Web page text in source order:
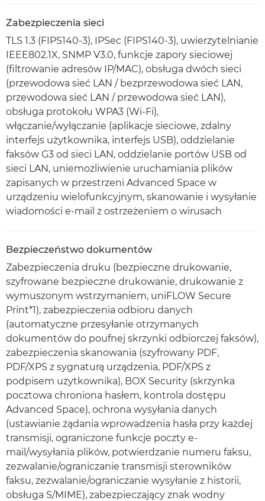
Zabezpieczenia sieci
TLS 1.3 (FIPS140-3), IPSec (FIPS140-3), uwierzytelnianie
IEEE802.1X, SNMP V3.0, funkcje zapory sieciowej
(filtrowanie adresów IP/MAC), obsługa dwóch sieci
(przewodowa sieć LAN / bezprzewodowa sieć LAN,
przewodowa sieć LAN / przewodowa sieć LAN),
obsługa protokołu WPA3 (Wi-Fi),
włączanie/wyłączanie (aplikacje sieciowe, zdalny
interfejs użytkownika, interfejs USB), oddzielanie
faksów G3 od sieci LAN, oddzielanie portów USB od
sieci LAN, uniemożliwienie uruchamiania plików
zapisanych w przestrzeni Advanced Space w
urządzeniu wielofunkcyjnym, skanowanie i wysyłanie
wiadomości e-mail z ostrzeżeniem o wirusach
Bezpieczeństwo dokumentów
Zabezpieczenia druku (bezpieczne drukowanie,
szyfrowane bezpieczne drukowanie, drukowanie z
wymuszonym wstrzymaniem, uniFLOW Secure
Print*1), zabezpieczenia odbioru danych
(automatyczne przesyłanie otrzymanych
dokumentów do poufnej skrzynki odbiorczej faksów),
zabezpieczenia skanowania (szyfrowany PDF,
PDF/XPS z sygnaturą urządzenia, PDF/XPS z
podpisem użytkownika), BOX Security (skrzynka
pocztowa chroniona hasłem, kontrola dostępu
Advanced Space), ochrona wysyłania danych
(ustawianie żądania wprowadzenia hasła przy każdej
transmisji, ograniczone funkcje poczty e-
mail/wysyłania plików, potwierdzanie numeru faksu,
zezwalanie/ograniczanie transmisji sterowników
faksu, zezwalanie/ograniczanie wysyłanie z historii,
obsługa S/MIME), zabezpieczający znak wodny